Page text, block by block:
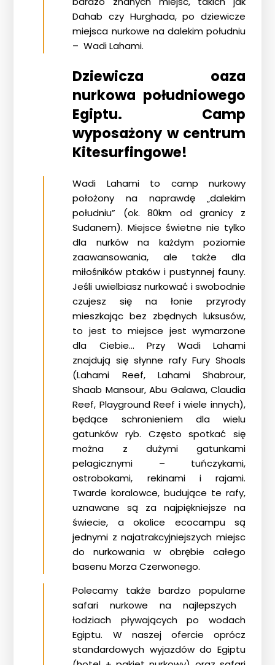
Dahab czy Hurghada, po dziewicze
miejsca nurkowe na dalekim południu
– Wadi Lahami.
Dziewicza oaza
nurkowa południowego
Egiptu. Camp
wyposażony w centrum
Kitesurfingowe!
Wadi Lahami to camp nurkowy
położony na naprawdę „dalekim
południu” (ok. 80km od granicy z
Sudanem). Miejsce świetne nie tylko
dla nurków na każdym poziomie
zaawansowania, ale także dla
miłośników ptaków i pustynnej fauny.
Jeśli uwielbiasz nurkować i swobodnie
czujesz się na łonie przyrody
mieszkając bez zbędnych luksusów,
to jest to miejsce jest wymarzone
dla Ciebie… Przy Wadi Lahami
znajdują się słynne rafy Fury Shoals
(Lahami Reef, Lahami Shabrour,
Shaab Mansour, Abu Galawa, Claudia
Reef, Playground Reef i wiele innych),
będące schronieniem dla wielu
gatunków ryb. Często spotkać się
można z dużymi gatunkami
pelagicznymi – tuńczykami,
ostrobokami, rekinami i rajami.
Twarde koralowce, budujące te rafy,
uznawane są za najpiękniejsze na
świecie, a okolice ecocampu są
jednymi z najatrakcyjniejszych miejsc
do nurkowania w obrębie całego
basenu Morza Czerwonego.
Polecamy także bardzo popularne
safari nurkowe na najlepszych
łodziach pływających po wodach
Egiptu. W naszej ofercie oprócz
standardowych wyjazdów do Egiptu